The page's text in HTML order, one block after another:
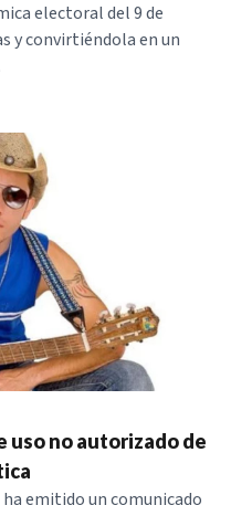
electoral del 9 de
y convirtiéndola en un
uso no autorizado de
emitido un comunicado